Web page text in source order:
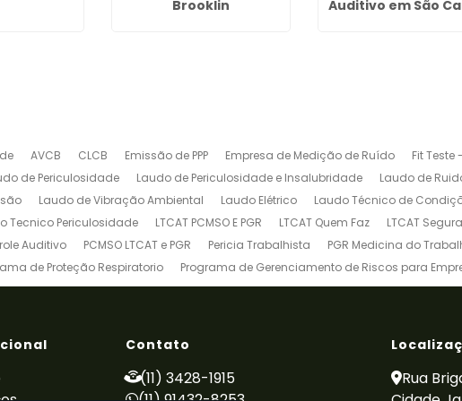
Brooklin
Auditivo em São
AVCB CLCB Emissão de PPP Empresa de Medição de Ruído Fit
de Periculosidade Laudo de Periculosidade e Insalubridade Laudo de
Laudo de Vibração Ambiental Laudo Elétrico
Laudo Técnico de
Tecnico Periculosidade LTCAT PCMSO E PGR LTCAT Quem Faz
LTCAT
Auditivo PCMSO LTCAT e PGR Pericia Trabalhista PGR Medicina do
de Proteção Respiratorio
Programa de Gerenciamento de Riscos para
Treinamento de Brigada de Incêndio Treinamento de Brigada de Incêndio para
Contato
(11) 3428-1915
Rua